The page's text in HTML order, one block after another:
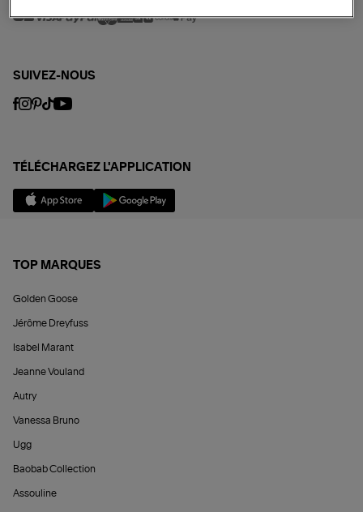
SUIVEZ-NOUS
TÉLÉCHARGEZ L'APPLICATION
TOP MARQUES
Golden Goose
Jérôme Dreyfuss
Isabel Marant
Jeanne Vouland
Autry
Vanessa Bruno
Ugg
Baobab Collection
Assouline